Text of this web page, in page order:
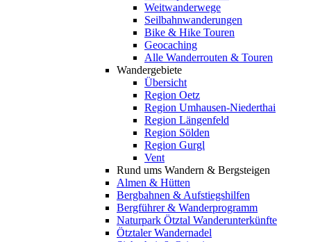
Weitwanderwege
Seilbahnwanderungen
Bike & Hike Touren
Geocaching
Alle Wanderrouten & Touren
Wandergebiete
Übersicht
Region Oetz
Region Umhausen-Niederthai
Region Längenfeld
Region Sölden
Region Gurgl
Vent
Rund ums Wandern & Bergsteigen
Almen & Hütten
Bergbahnen & Aufstiegshilfen
Bergführer & Wanderprogramm
Naturpark Ötztal Wanderunterkünfte
Ötztaler Wandernadel